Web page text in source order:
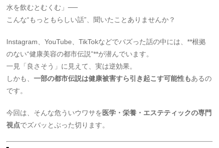
水を飲むとむくむ」──
こんな“もっともらしい話”、聞いたことありませんか？
Instagram、YouTube、TikTokなどでバズった話の中には、**根拠
のない“健康美容の都市伝説”**が潜んでいます。
一見「良さそう」に見えて、実は逆効果。
しかも、一部の都市伝説は健康被害すら引き起こす可能性もあるの
です。
今回は、そんな危ういウワサを医学・栄養・エステティックの専門
視点でズバッとぶった切ります。